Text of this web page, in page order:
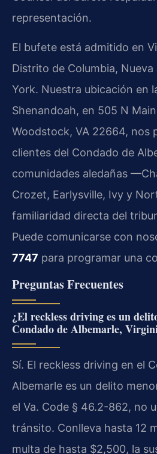
representación.
El bufete está admitido en
Distrito de Columbia, Nueva
York. Nuestra ubicación en
Shenandoah, en 505 N
Woodstock, VA 22664, nos
clientes del Condado de
comunidades aledañas
Crozet, Earlysville, Ivy y
familiaridad directa del
Puede comunicarse con
7747 para programar una
Preguntas Frecuentes
¿El reckless driving es un
Condado de Albemarle,
Sí. El reckless driving en el
Albemarle es un delito
el Va. Code § 46.2-862, no
tránsito. Conlleva hasta 12
multa de hasta $2,500, la